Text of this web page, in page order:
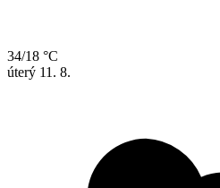
34/18 °C
úterý 11. 8.